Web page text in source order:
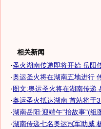
相关新闻
·圣火湖南传递即将开始 岳阳
·奥运圣火将在湖南五地进行
·图文:奥运圣火将在湖南传递
·奥运圣火抵达湖南 首站将于
·湖南岳阳:迎端午"抬故事"(组
·湖南传递七名奥运冠军助威